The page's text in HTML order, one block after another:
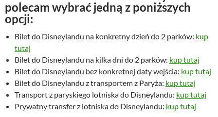
s
a
5
0
,
0
0
i
9
0
0
z
ł
polecam wybrać jedną z poniższych
opcji:
Bilet do Disneylandu na konkretny dzień do 2 parków: kup
tutaj
Bilet do Disneylandu na kilka dni do 2 parków: kup tutaj
Bilet do Disneylandu bez konkretnej daty wejścia: kup tutaj
Bilet do Disneylandu z transportem z Paryża: kup tutaj
Transport z paryskiego lotniska do Disneylandu: kup tutaj
Prywatny transfer z lotniska do Disneylandu: kup tutaj